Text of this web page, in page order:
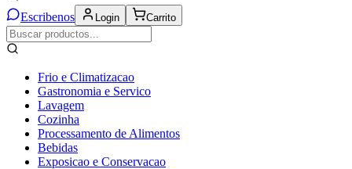
Escribenos Login Carrito
Frio e Climatizacao
Gastronomia e Servico
Lavagem
Cozinha
Processamento de Alimentos
Bebidas
Exposicao e Conservacao